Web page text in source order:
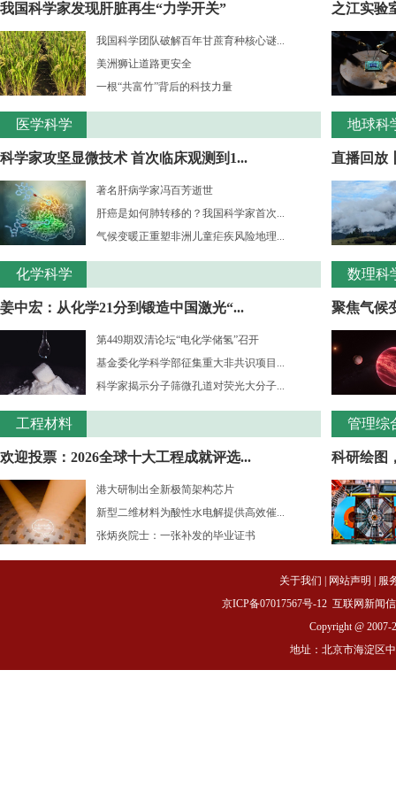
我国科学家发现肝脏再生“力学开关”
我国科学团队破解百年甘蔗育种核心谜...
美洲狮让道路更安全
一根“共富竹”背后的科技力量
医学科学
科学家攻坚显微技术 首次临床观测到1...
著名肝病学家冯百芳逝世
肝癌是如何肺转移的？我国科学家首次...
气候变暖正重塑非洲儿童疟疾风险地理...
化学科学
姜中宏：从化学21分到锻造中国激光“...
第449期双清论坛“电化学储氢”召开
基金委化学科学部征集重大非共识项目...
科学家揭示分子筛微孔道对荧光大分子...
工程材料
欢迎投票：2026全球十大工程成就评选...
港大研制出全新极简架构芯片
新型二维材料为酸性水电解提供高效催...
张炳炎院士：一张补发的毕业证书
之江实验
地球科
直播回放
数理科
聚焦气候
管理综
科研绘图
关于我们 网站声明
服
京ICP备07017567号-12 互联网新闻
Copyright @ 2007-
地址：北京市海淀区